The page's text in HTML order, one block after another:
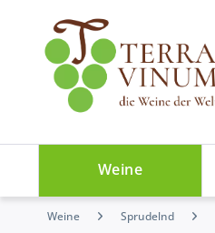
Weine
Weine Sprudelnd